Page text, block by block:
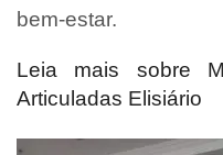
bem-estar.
Leia mais sobre
Articuladas Elisiário